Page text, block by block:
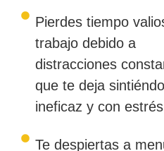
Pierdes tiempo
trabajo debido a
distracciones
que te deja
ineficaz y con
Te despiertas a